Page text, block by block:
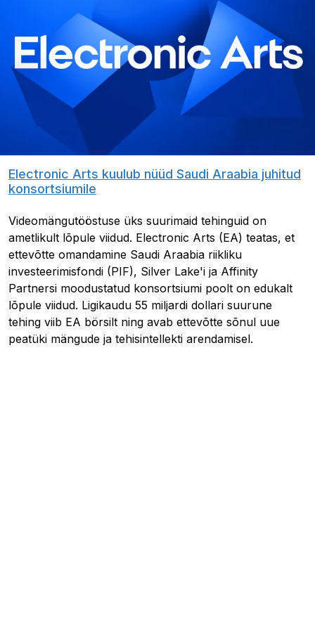
Electronic Arts kuulub nüüd Saudi Araabia juhitud
konsortsiumile
Videomängutööstuse üks suurimaid tehinguid on
ametlikult lõpule viidud. Electronic Arts (EA) teatas, et
ettevõtte omandamine Saudi Araabia riikliku
investeerimisfondi (PIF), Silver Lake'i ja Affinity
Partnersi moodustatud konsortsiumi poolt on edukalt
lõpule viidud. Ligikaudu 55 miljardi dollari suurune
tehing viib EA börsilt ning avab ettevõtte sõnul uue
peatüki mängude ja tehisintellekti arendamisel.